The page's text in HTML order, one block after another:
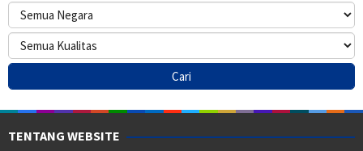
TENTANG WEBSITE